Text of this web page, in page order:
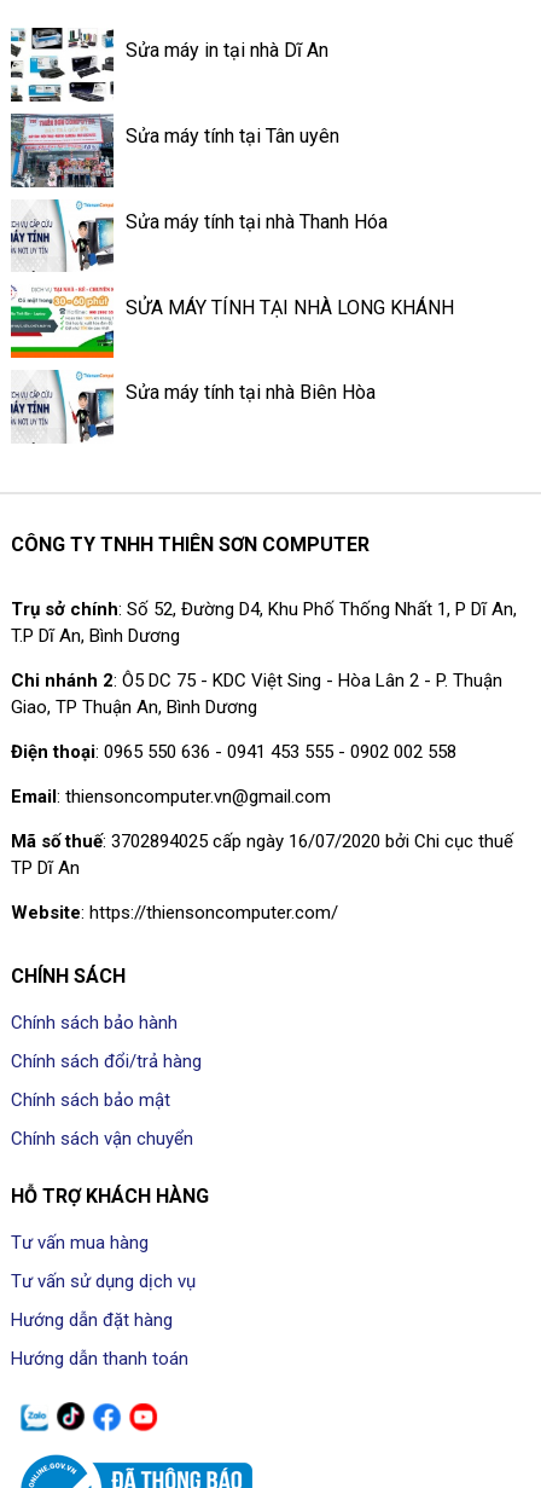
Nai và Bình Dương .
sinh định kỳ cho Macbook,
hơn, hãy nhanh tay gọi
nhà của Thienson Computer.
Sửa máy in tại nhà Dĩ An
Sửa máy tính tại Tân uyên
Sửa máy tính tại nhà Thanh Hóa
SỬA MÁY TÍNH TẠI NHÀ LONG KHÁNH
Sửa máy tính tại nhà Biên Hòa
CÔNG TY TNHH THIÊN SƠN COMPUTER
Trụ sở chính: Số 52, Đường D4, Khu Phố Thống Nhất 1, P Dĩ An,
T.P Dĩ An, Bình Dương
Chi nhánh 2: Ô5 DC 75 - KDC Việt Sing - Hòa Lân 2 - P. Thuận
Giao, TP Thuận An, Bình Dương
Điện thoại: 0965 550 636 - 0941 453 555 - 0902 002 558
Email: thiensoncomputer.vn@gmail.com
Mã số thuế: 3702894025 cấp ngày 16/07/2020 bởi Chi cục thuế
TP Dĩ An
Website: https://thiensoncomputer.com/
CHÍNH SÁCH
Chính sách bảo hành
Chính sách đổi/trả hàng
Chính sách bảo mật
Chính sách vận chuyển
HỖ TRỢ KHÁCH HÀNG
Tư vấn mua hàng
Tư vấn sử dụng dịch vụ
Hướng dẫn đặt hàng
Hướng dẫn thanh toán